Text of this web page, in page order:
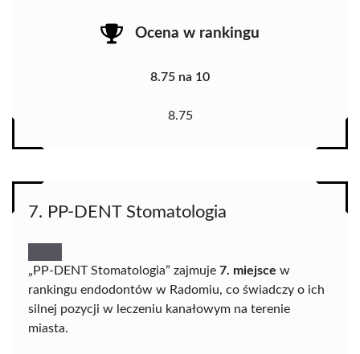
Ocena w rankingu
8.75 na 10
8.75
7. PP-DENT Stomatologia
„PP-DENT Stomatologia” zajmuje 7. miejsce w
rankingu endodontów w Radomiu, co świadczy o ich
silnej pozycji w leczeniu kanałowym na terenie
miasta.